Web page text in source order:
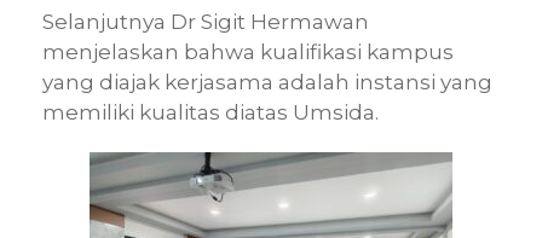
Selanjutnya Dr Sigit Hermawan
menjelaskan bahwa kualifikasi kampus
yang diajak kerjasama adalah instansi yang
memiliki kualitas diatas Umsida.